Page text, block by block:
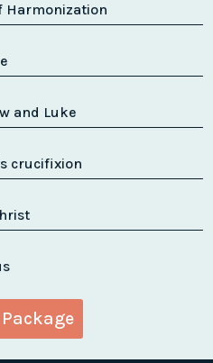
Harmonization
and Luke
crucifixion